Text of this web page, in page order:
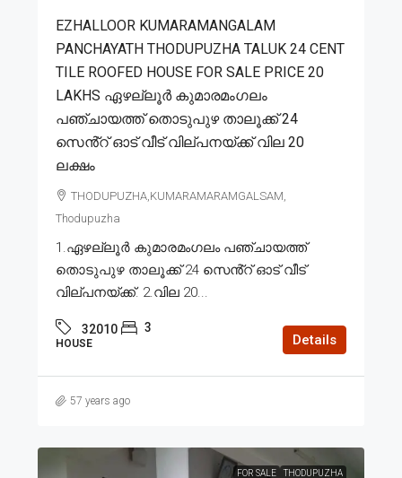
EZHALLOOR KUMARAMANGALAM
PANCHAYATH THODUPUZHA TALUK 24 CENT
TILE ROOFED HOUSE FOR SALE PRICE 20
LAKHS ഏഴല്ലൂർ കുമാരമംഗലം
പഞ്ചായത്ത് തൊടുപുഴ താലൂക്ക് 24
സെൻ്റ് ഓട് വീട് വില്പനയ്ക്ക് വില 20
ലക്ഷം
THODUPUZHA,KUMARAMARAMGALSAM,
Thodupuzha
1.ഏഴല്ലൂർ കുമാരമംഗലം പഞ്ചായത്ത്
തൊടുപുഴ താലൂക്ക് 24 സെൻ്റ് ഓട് വീട്
വില്പനയ്ക്ക്. 2.വില 20...
32010 3
HOUSE Details
57 years ago
FOR SALE THODUPUZHA